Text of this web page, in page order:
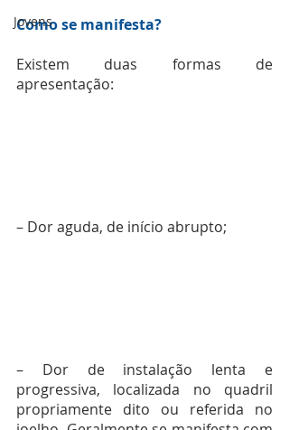
Jovens
Como se manifesta?
Existem duas formas de
apresentação:
– Dor aguda, de início abrupto;
– Dor de instalação lenta e
progressiva, localizada no quadril
propriamente dito ou referida no